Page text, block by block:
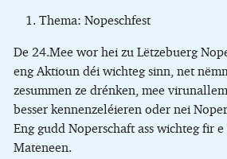
Thema: Nopeschfest
De 24.Mee wor hei zu Lëtzebuerg
eng Aktioun déi wichteg sinn, net
zesummen ze drénken, mee
besser kennenzeléieren oder nei
Eng gudd Noperschaft ass wichteg fir
Mateneen.